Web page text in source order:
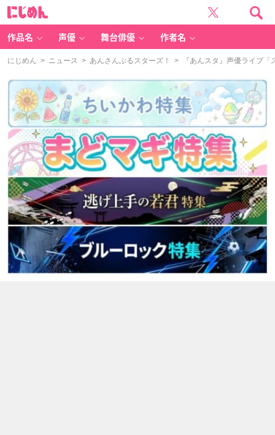
作品名 声優 舞台俳優 作者名
にじめん > ニュース > あんさんぶるスターズ！ > 『あんスタ』声優ライブ「